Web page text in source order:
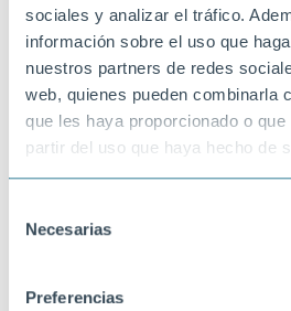
sociales y analizar el tráfico.
información sobre el uso que
nuestros partners de redes
web, quienes pueden combinarla
que les haya proporcionado o
partir del uso que haya hecho de
Necesarias
Preferencias